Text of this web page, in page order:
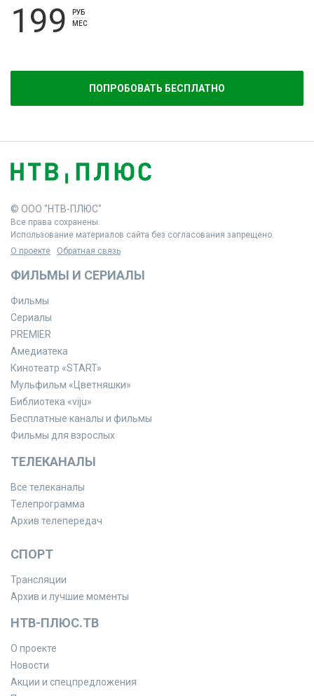
199
РУБ
МЕС
ПОПРОБОВАТЬ БЕСПЛАТНО
© ООО "НТВ-ПЛЮС"
Все права сохранены.
Использование материалов сайта без согласования запрещено.
О проекте
Обратная связь
ФИЛЬМЫ И СЕРИАЛЫ
Фильмы
Сериалы
PREMIER
Амедиатека
Кинотеатр «START»
Мульфильм «Цветняшки»
Библиотека «viju»
Бесплатные каналы и фильмы
Фильмы для взрослых
ТЕЛЕКАНАЛЫ
Все телеканалы
Телепрограмма
Архив телепередач
СПОРТ
Трансляции
Архив и лучшие моменты
НТВ-ПЛЮС.ТВ
О проекте
Новости
Акции и спецпредложения